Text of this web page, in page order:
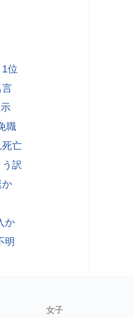
1位
言
職
死亡
訳
か
か
明
女子